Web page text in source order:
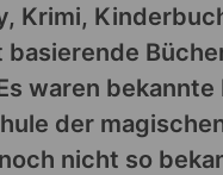
Krimi,
basierende
waren bekannte
der
nicht so